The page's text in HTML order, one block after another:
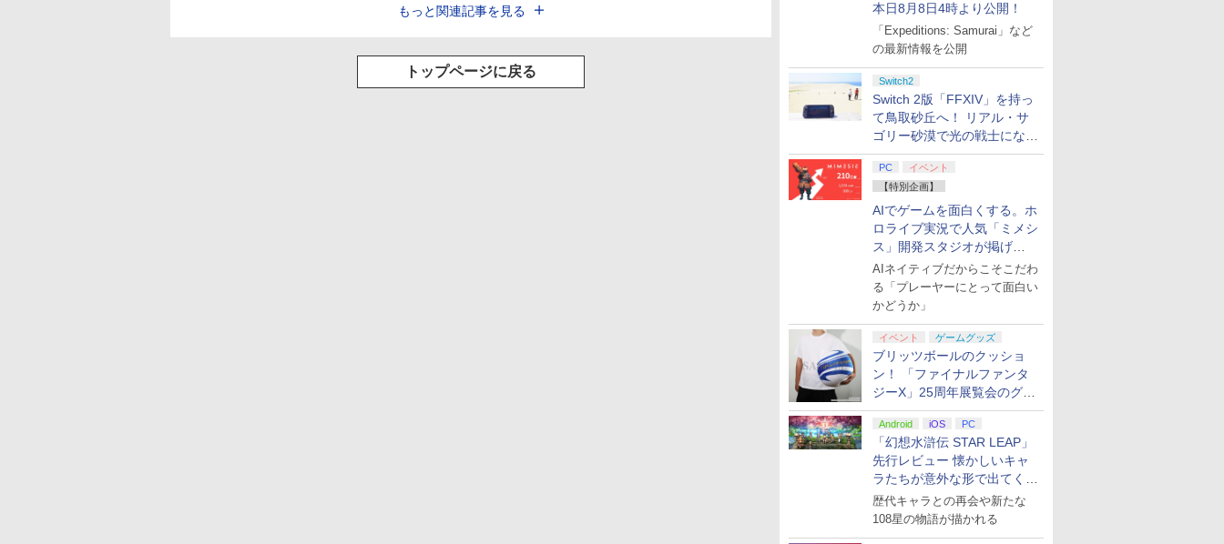
本日8月8日4時より公開！
「Expeditions: Samurai」など
の最新情報を公開
Switch2
Switch 2版「FFXIV」を持っ
て鳥取砂丘へ！ リアル・サ
ゴリー砂漠で光の戦士になっ
てみた
PC
イベント
【特別企画】
AIでゲームを面白くする。ホ
ロライブ実況で人気「ミメシ
ス」開発スタジオが掲げ
る“AI活用の信念”とは？【講
演レポート】
AIネイティブだからこそこだわ
る「プレーヤーにとって面白い
かどうか」
イベント ゲームグッズ
ブリッツボールのクッショ
ン！ 「ファイナルファンタ
ジーX」25周年展覧会のグッ
ズ情報が公開
Android iOS PC
「幻想水滸伝 STAR LEAP」
先行レビュー 懐かしいキャ
ラたちが意外な形で出てくる
シリーズ完全新作！
歴代キャラとの再会や新たな
108星の物語が描かれる
もっと関連記事を見る
トップページに戻る